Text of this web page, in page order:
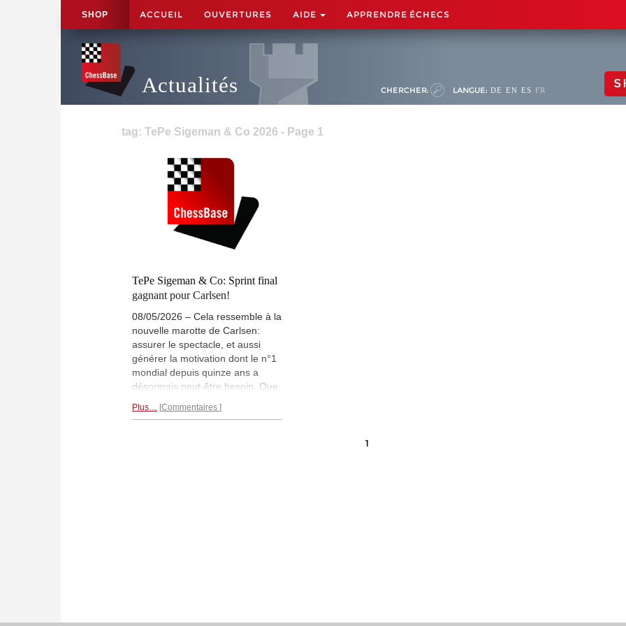
SHOP ACCUEIL OUVERTURES AIDE APPRENDRE ÉCHECS
Actualités CHERCHER: LANGUE: DE EN ES FR
tag: TePe Sigeman & Co 2026 - Page 1
TePe Sigeman & Co: Sprint final
gagnant pour Carlsen!
08/05/2026 – Cela ressemble à la
nouvelle marotte de Carlsen:
assurer le spectacle, et aussi
générer la motivation dont le n°1
mondial depuis quinze ans a
désormais peut-être besoin. Que
Chess , du championnat du
Plus… Commentaires
1